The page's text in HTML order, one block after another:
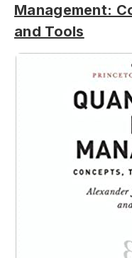
Management:
and Tools